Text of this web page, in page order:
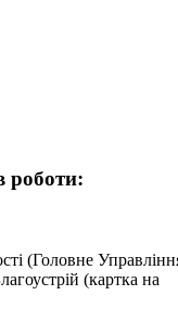
роботи:
(Головне
(картка на